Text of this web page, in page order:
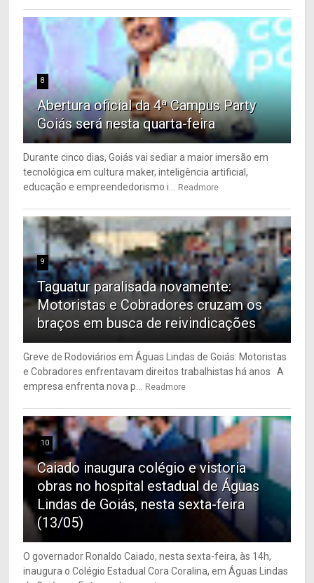
8
Abertura oficial da 4ª Campus Party
Goiás será nesta quarta-feira
Durante cinco dias, Goiás vai sediar a maior imersão em
tecnológica em cultura maker, inteligência artificial,
educação e empreendedorismo i...
Readmore
9
Taguatur paralisada novamente:
Motoristas e Cobradores cruzam os
braços em busca de reivindicações
Greve de Rodoviários em Águas Lindas de Goiás: Motoristas
e Cobradores enfrentavam direitos trabalhistas há anos A
empresa enfrenta nova p...
Readmore
10
Caiado inaugura colégio e vistoria
obras no hospital estadual de Águas
Lindas de Goiás, nesta sexta-feira
(13/05)
O governador Ronaldo Caiado, nesta sexta-feira, às 14h,
inaugura o Colégio Estadual Cora Coralina, em Águas Lindas